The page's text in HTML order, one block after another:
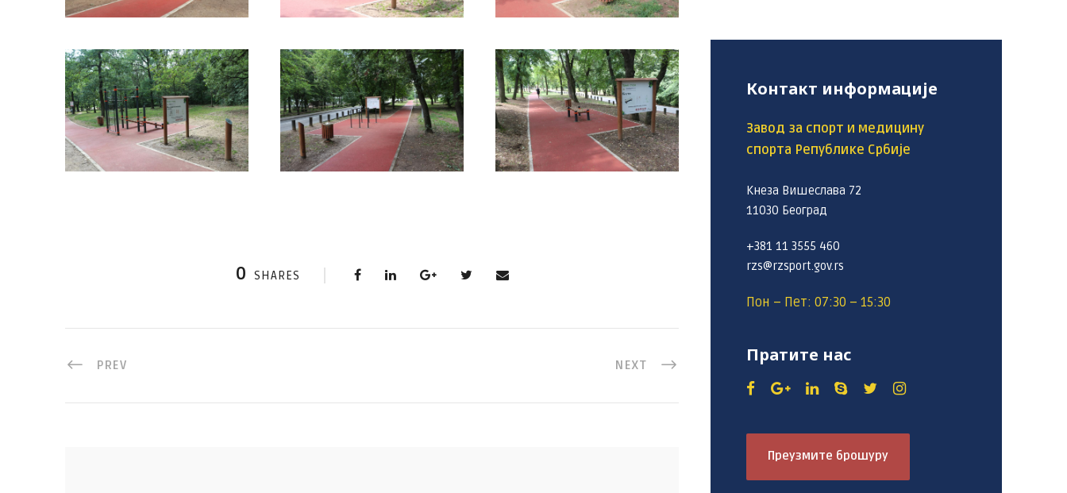
0 SHARES
PREV NEXT
Контакт информације
Завод за спорт и медицину
спорта Републике Србије
Кнеза Вишеслава 72
11030 Београд
+381 11 3555 460
rzs@rzsport.gov.rs
Пон – Пет: 07:30 – 15:30
Пратите нас
Преузмите брошуру